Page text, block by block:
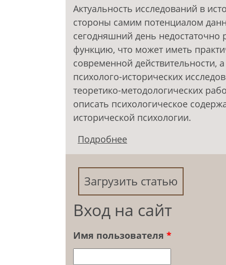
Актуальность исследований в
стороны самим потенциалом
сегодняшний день
функцию, что может иметь
современной действительности,
психолого-исторических
теоретико-методологических
описать психологическое
исторической психологии.
Подробнее
Загрузить статью
Вход на сайт
Имя пользователя *